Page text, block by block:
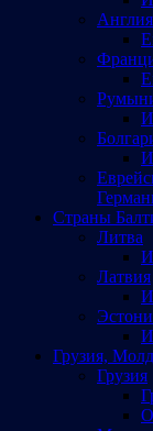
Англия
Страны
Литва
Латвия
Грузия,
Грузия